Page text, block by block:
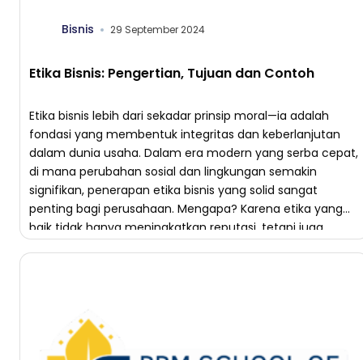
Bisnis 29 September 2024
Etika Bisnis: Pengertian, Tujuan dan Contoh
Etika bisnis lebih dari sekadar prinsip moral—ia adalah
fondasi yang membentuk integritas dan keberlanjutan
dalam dunia usaha. Dalam era modern yang serba cepat,
di mana perubahan sosial dan lingkungan semakin
signifikan, penerapan etika bisnis yang solid sangat
penting bagi perusahaan. Mengapa? Karena etika yang
baik tidak hanya meningkatkan reputasi, tetapi juga